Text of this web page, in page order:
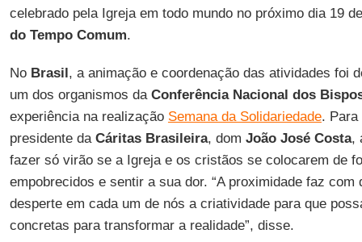
celebrado pela Igreja em todo mundo no próximo dia 19
do Tempo Comum.
No Brasil, a animação e coordenação das atividades foi
um dos organismos da Conferência Nacional dos
experiência na realização Semana da Solidariedade.
presidente da Cáritas Brasileira, dom João José Costa,
fazer só virão se a Igreja e os cristãos se colocarem de
empobrecidos e sentir a sua dor. “A proximidade faz com
desperte em cada um de nós a criatividade para que
concretas para transformar a realidade”, disse.